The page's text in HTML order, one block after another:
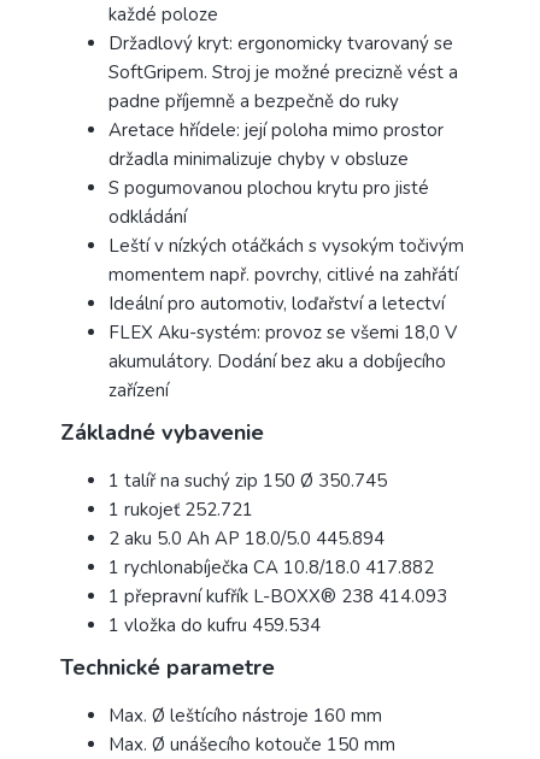
každé poloze
Držadlový kryt: ergonomicky tvarovaný se
SoftGripem. Stroj je možné precizně vést a
padne příjemně a bezpečně do ruky
Aretace hřídele: její poloha mimo prostor
držadla minimalizuje chyby v obsluze
S pogumovanou plochou krytu pro jisté
odkládání
Leští v nízkých otáčkách s vysokým točivým
momentem např. povrchy, citlivé na zahřátí
Ideální pro automotiv, loďařství a letectví
FLEX Aku-systém: provoz se všemi 18,0 V
akumulátory. Dodání bez aku a dobíjecího
zařízení
Základné vybavenie
1 talíř na suchý zip 150 Ø 350.745
1 rukojeť 252.721
2 aku 5.0 Ah AP 18.0/5.0 445.894
1 rychlonabíječka CA 10.8/18.0 417.882
1 přepravní kufřík L-BOXX® 238 414.093
1 vložka do kufru 459.534
Technické parametre
Max. Ø leštícího nástroje 160 mm
Max. Ø unášecího kotouče 150 mm